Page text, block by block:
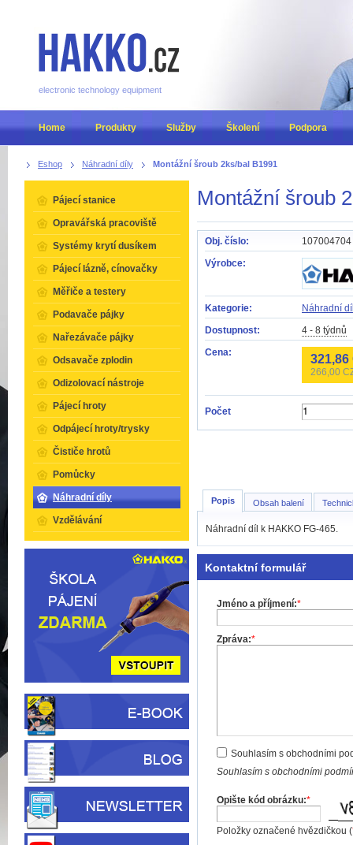
Eshop Náhradní díly Montážní šroub 2ks/bal B1991
Montážní šroub
Obj. číslo:
107004704
Výrobce:
Kategorie:
Náhradní
Dostupnost:
4 - 8 týdnů
Cena:
321,86
266,00
Počet
Popis Obsah balení
Náhradní díl k HAKKO FG-465.
Kontaktní formulář
Jméno a příjmení:*
Zpráva:*
Souhlasím s obchodními
Souhlasím s obchodními
Opište kód obrázku:*
Položky označené hvězdičkou (
Pájecí stanice
Opravářská pracoviště
Systémy krytí dusíkem
Pájecí lázně, cínovačky
Měřiče a testery
Podavače pájky
Nařezávače pájky
Odsavače zplodin
Odizolovací nástroje
Pájecí hroty
Odpájecí hroty/trysky
Čističe hrotů
Pomůcky
Náhradní díly
Vzdělávání
electronic technology equipment
Home Produkty Služby Školení Podpora